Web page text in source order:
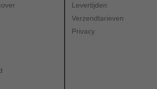
Levertijden
Verzendtarieven
Privacy